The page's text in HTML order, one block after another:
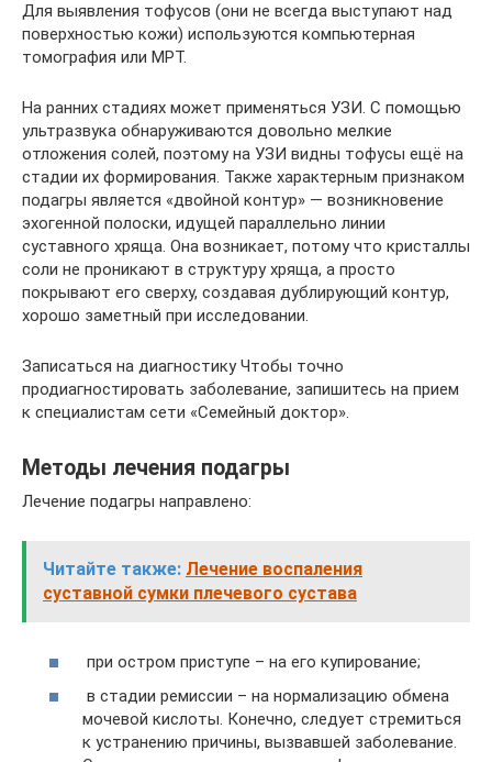
Для выявления тофусов (они не всегда выступают над
поверхностью кожи) используются компьютерная
томография или МРТ.
На ранних стадиях может применяться УЗИ. С помощью
ультразвука обнаруживаются довольно мелкие
отложения солей, поэтому на УЗИ видны тофусы ещё на
стадии их формирования. Также характерным признаком
подагры является «двойной контур» — возникновение
эхогенной полоски, идущей параллельно линии
суставного хряща. Она возникает, потому что кристаллы
соли не проникают в структуру хряща, а просто
покрывают его сверху, создавая дублирующий контур,
хорошо заметный при исследовании.
Записаться на диагностику Чтобы точно
продиагностировать заболевание, запишитесь на прием
к специалистам сети «Семейный доктор».
Методы лечения подагры
Лечение подагры направлено:
Читайте также: Лечение воспаления
суставной сумки плечевого сустава
при остром приступе – на его купирование;
в стадии ремиссии – на нормализацию обмена
мочевой кислоты. Конечно, следует стремиться
к устранению причины, вызвавшей заболевание.